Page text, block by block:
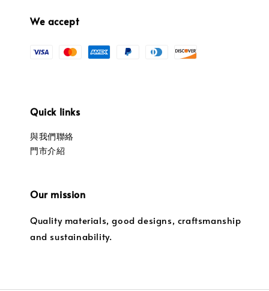
We accept
Quick links
與我們聯絡
門市介紹
Our mission
Quality materials, good designs, craftsmanship
and sustainability.